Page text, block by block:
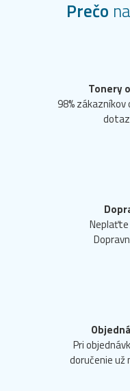
Prečo
Tonery
98%
Neplaťte
Pri
doručenie už